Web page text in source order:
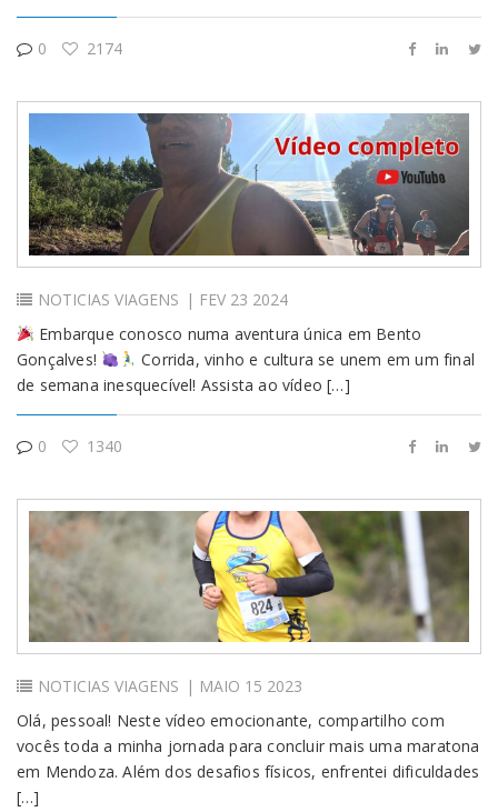
0 2174
NOTICIAS VIAGENS | FEV 23 2024
Embarque conosco numa aventura única em Bento
Gonçalves!
Corrida, vinho e cultura se unem em um final
de semana inesquecível! Assista ao vídeo […]
0 1340
NOTICIAS VIAGENS | MAIO 15 2023
Olá, pessoal! Neste vídeo emocionante, compartilho com
vocês toda a minha jornada para concluir mais uma maratona
em Mendoza. Além dos desafios físicos, enfrentei dificuldades
[…]